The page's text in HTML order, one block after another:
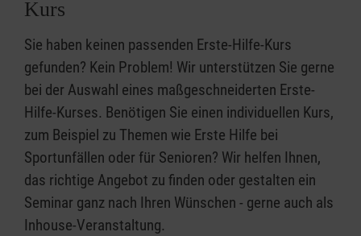
Kurs
Sie haben keinen passenden Erste-Hilfe-Kurs
gefunden? Kein Problem! Wir unterstützen Sie gerne
bei der Auswahl eines maßgeschneiderten Erste-
Hilfe-Kurses. Benötigen Sie einen individuellen Kurs,
zum Beispiel zu Themen wie Erste Hilfe bei
Sportunfällen oder für Senioren? Wir helfen Ihnen,
das richtige Angebot zu finden oder gestalten ein
Seminar ganz nach Ihren Wünschen - gerne auch als
Inhouse-Veranstaltung.